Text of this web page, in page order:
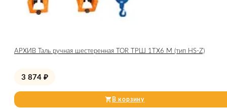
АРХИВ Таль ручная шестеренная TOR ТРШ 1ТХ6 М (тип HS-Z)
3 874 ₽
В корзину